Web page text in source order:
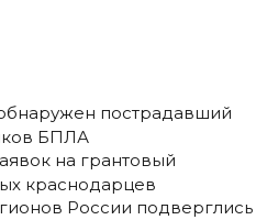
пострадавший
БПЛА
на грантовый
краснодарцев
России подверглись